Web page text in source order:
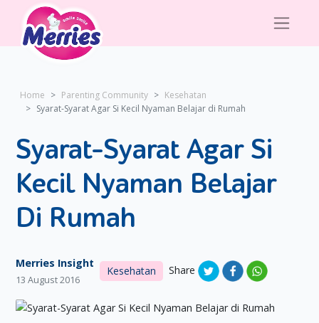
Home Parenting Community
Kesehatan
Syarat-Syarat Agar Si Kecil Nyaman Belajar di Rumah
Syarat-Syarat Agar Si
Kecil Nyaman Belajar
Di Rumah
Merries Insight
13 August 2016
Kesehatan Share